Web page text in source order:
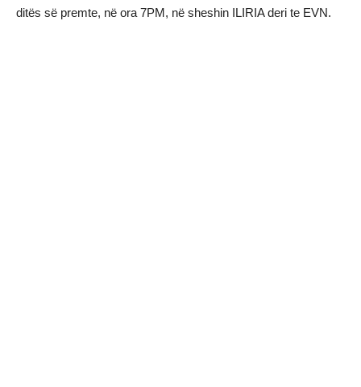
ditës së premte, në ora 7PM, në sheshin ILIRIA deri te EVN.